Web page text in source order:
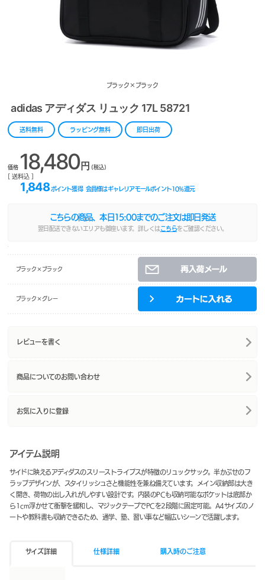
ブラック×ブラック
adidas アディダス リュック 17L 58721
送料無料 ラッピング無料 即日出荷
価格 18,480円 (税込)
[ 送料込 ]
1,848ポイント獲得 会員様はギャレリアモールポイント10%還元
こちらの商品、本日 15:00までのご注文は即日発送
翌日配送できないエリアも御座います。詳しくは こちらをご確認ください。
ブラック×ブラック
ブラック×グレー
レビューを書く
商品についてのお問い合わせ
お気に入りに登録
アイテム説明
サイドに映えるアディダスのスリーストライプスが特徴のリュックサック。半かぶせのフ
ラップデザインが、スタイリッシュさと機能性を兼ね備えています。メイン収納部は大き
く開き、荷物の出し入れがしやすい設計です。内装のPCも収納可能なポケットは底部か
ら1cm浮かせて衝撃を緩和し、マジックテープでPCを2段階に固定可能。A4サイズのノ
ートや教科書も収納できるため、通学、塾、習い事など幅広いシーンで活躍します。
サイズ詳細 仕様詳細 購入時のご注意